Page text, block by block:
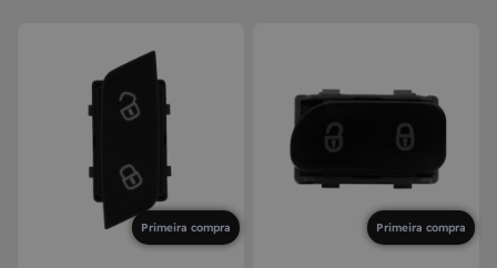
Primeira compra Primeira compra